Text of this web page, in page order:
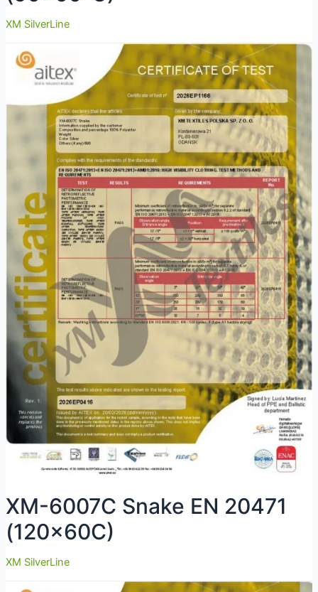
XM SilverLine
XM-6007C Snake EN 20471
(120x60C)
XM SilverLine